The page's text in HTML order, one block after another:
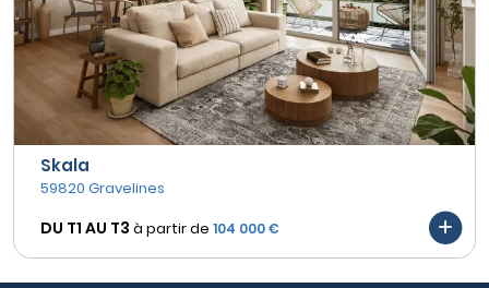
Skala
59820 Gravelines
DU T1 AU T3 à partir de 104 000 €